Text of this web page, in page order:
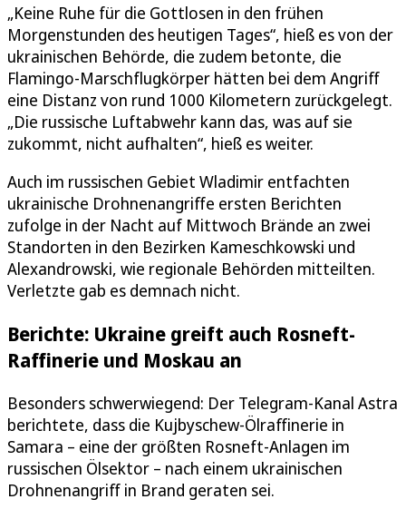
„Keine Ruhe für die Gottlosen in den frühen
Morgenstunden des heutigen Tages“, hieß es von der
ukrainischen Behörde, die zudem betonte, die
Flamingo-Marschflugkörper hätten bei dem Angriff
eine Distanz von rund 1000 Kilometern zurückgelegt.
„Die russische Luftabwehr kann das, was auf sie
zukommt, nicht aufhalten“, hieß es weiter.
Auch im russischen Gebiet Wladimir entfachten
ukrainische Drohnenangriffe ersten Berichten
zufolge in der Nacht auf Mittwoch Brände an zwei
Standorten in den Bezirken Kameschkowski und
Alexandrowski, wie regionale Behörden mitteilten.
Verletzte gab es demnach nicht.
Berichte: Ukraine greift auch Rosneft-
Raffinerie und Moskau an
Besonders schwerwiegend: Der Telegram-Kanal Astra
berichtete, dass die Kujbyschew-Ölraffinerie in
Samara – eine der größten Rosneft-Anlagen im
russischen Ölsektor – nach einem ukrainischen
Drohnenangriff in Brand geraten sei.